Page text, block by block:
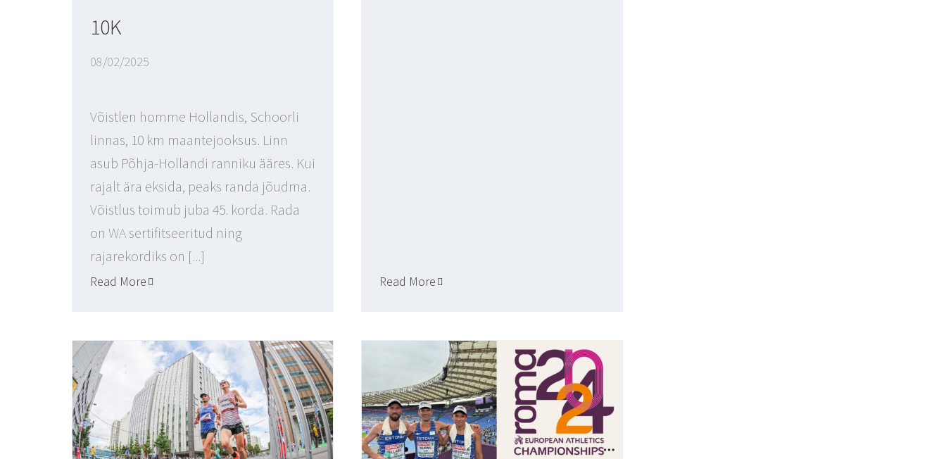
10K
08/02/2025
Võistlen homme Hollandis, Schoorli
linnas, 10 km maantejooksus. Linn
asub Põhja-Hollandi ranniku ääres. Kui
rajalt ära eksida, peaks randa jõudma.
Võistlus toimub juba 45. korda. Rada
on WA sertifitseeritud ning
rajarekordiks on [...]
Read More Read More